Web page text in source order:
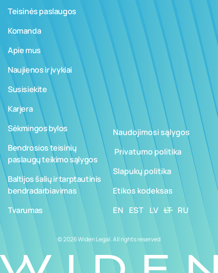
Teisinės paslaugos
Komanda
Apie mus
Naujienos ir įvykiai
Susisiekite
Karjera
Sėkmingos bylos
Bendrosios teisinių
paslaugų teikimo sąlygos
Baltijos šalių ir tarptautinis
bendradarbiavimas
Tvarumas
Naudojimosi sąlygos
­ ­­Privatumo politika
Slapukų politika
Etikos kodeksas
EN EST LV LT RU
© 2026 Widen Legal. All rights reserved